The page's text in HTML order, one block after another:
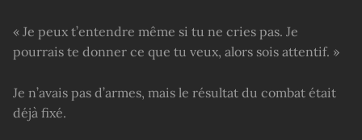
« Je peux t’entendre même si tu ne cries pas. Je
pourrais te donner ce que tu veux, alors sois attentif. »
Je n’avais pas d’armes, mais le résultat du combat était
déjà fixé.